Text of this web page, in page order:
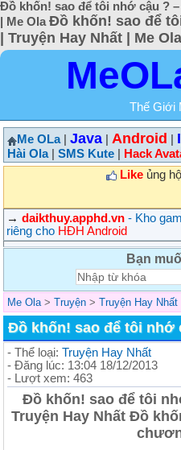
Đồ khốn! sao để tôi nhớ cậu ?
| Me Ola Đồ khốn! sao để
| Truyện Hay Nhất | Me Ola
Thế Giới
Me OLa| Java Android
Hài Ola| SMS Kute
Hack
Likeủng hộ
→ daikthuy.apphd.vn - Kho
riêng cho HĐH Android
Bạn
Me Ola > Truyện > Truyện Hay Nhất
Đồ khốn! sao để tôi nhớ
- Thể loại: Truyện Hay Nhất
- Đăng lúc: 13:04 18/12/2013
- Lượt xem: 463
Đồ khốn! sao để tôi
Truyện Hay Nhất Đồ